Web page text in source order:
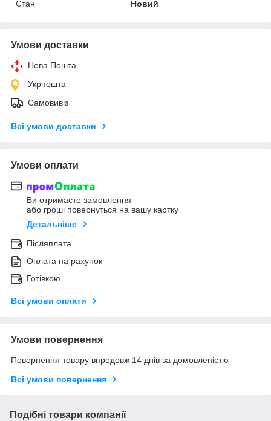
Стан
Новий
Умови доставки
Нова Пошта
Укрпошта
Самовивіз
Всі умови доставки
Умови оплати
Ви отримаєте замовлення
або гроші повернуться на вашу картку
Детальніше
Післяплата
Оплата на рахунок
Готівкою
Всі умови оплати
Умови повернення
Повернення товару впродовж 14 днів за домовленістю
Всі умови повернення
Подібні товари компанії